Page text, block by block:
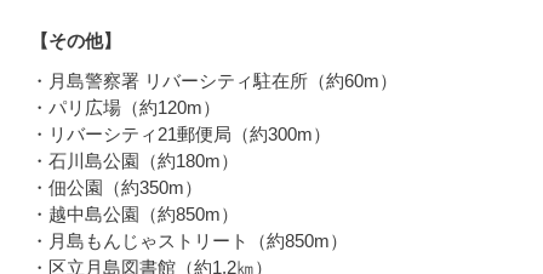
【その他】
・月島警察署 リバーシティ駐在所（約60m）
・パリ広場（約120m）
・リバーシティ21郵便局（約300m）
・石川島公園（約180m）
・佃公園（約350m）
・越中島公園（約850m）
・月島もんじゃストリート（約850m）
・区立月島図書館（約1.2㎞）